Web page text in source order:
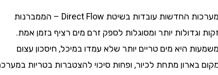
המערכות החדשות עובדות בשיטת Direct Flow – הממברנות
יותר ומסוגלות לספק זרם מים רציף בזמן אמת.
היא מים טריים יותר שלא עמדו במיכל, חיסכון עצום
מתחת לכיור, ופחות סיכוי להצטברות בטריות במערכת